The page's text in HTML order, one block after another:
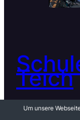
Teich
© 2023 Schule
Um unsere